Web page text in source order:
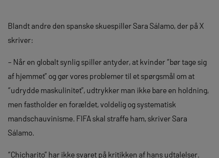
Blandt andre den spanske skuespiller Sara Sálamo, der på X
skriver:
– Når en globalt synlig spiller antyder, at kvinder “bør tage sig
af hjemmet” og gør vores problemer til et spørgsmål om at
“udrydde maskulinitet”, udtrykker man ikke bare en holdning,
men fastholder en forældet, voldelig og systematisk
mandschauvinisme. FIFA skal straffe ham, skriver Sara
Sálamo.
“Chicharito” har ikke svaret på kritikken af hans udtalelser.